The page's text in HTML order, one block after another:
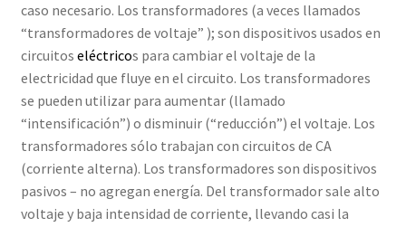
Tienda
Wishlist
caso necesario. Los transformadores (a veces llamados
“transformadores de voltaje” ); son dispositivos usados en
circuitos eléctricos para cambiar el voltaje de la
electricidad que fluye en el circuito. Los transformadores
se pueden utilizar para aumentar (llamado
“intensificación”) o disminuir (“reducción”) el voltaje. Los
transformadores sólo trabajan con circuitos de CA
(corriente alterna). Los transformadores son dispositivos
pasivos – no agregan energía. Del transformador sale alto
voltaje y baja intensidad de corriente, llevando casi la